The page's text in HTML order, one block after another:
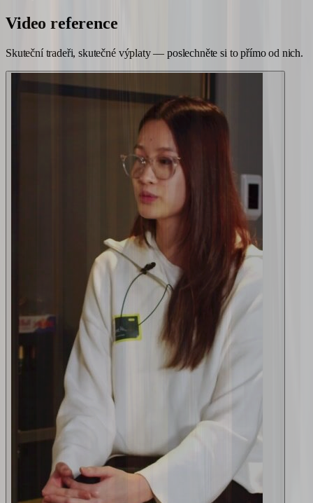
Video reference
Skuteční tradeři, skutečné výplaty — poslechněte si to přímo od nich.